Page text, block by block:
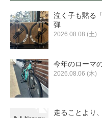
泣く子も黙る
弾
2026.08.08 (土)
今年のローマ
2026.08.06 (木)
走ることより